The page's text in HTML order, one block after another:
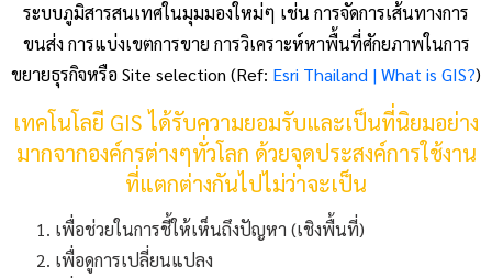
ระบบภูมิสารสนเทศในมุมมองใหม่ๆ เช่น การจัดการเส้นทางการ
ขนส่ง การแบ่งเขตการขาย การวิเคราะห์หาพื้นที่ศักยภาพในการ
ขยายธุรกิจหรือ Site selection (Ref: Esri Thailand | What is GIS?)
เทคโนโลยี GIS ได้รับความยอมรับและเป็นที่นิยมอย่าง
มากจากองค์กรต่างๆทั่วโลก ด้วยจุดประสงค์การใช้งาน
ที่แตกต่างกันไปไม่ว่าจะเป็น
เพื่อช่วยในการชี้ให้เห็นถึงปัญหา (เชิงพื้นที่)
เพื่อดูการเปลี่ยนแปลง